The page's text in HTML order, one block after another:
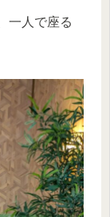
一人で座る